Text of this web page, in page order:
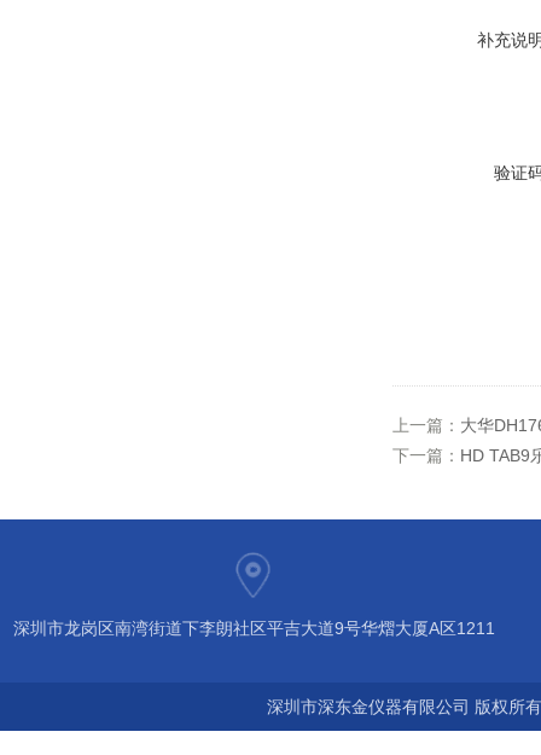
补充说
验证
上一篇： 大华
下一篇： HD TAB9
深圳市龙岗区南湾街道下李朗社区平吉大道9号华熠大厦A区1211
深圳市深东金仪器有限公司 版权所